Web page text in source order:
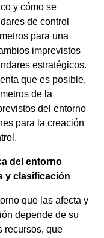
y cómo se
de control
para una
imprevistos
estratégicos.
que es posible,
de la
del entorno
para la creación
del entorno
y clasificación
que las afecta y
depende de su
recursos, que